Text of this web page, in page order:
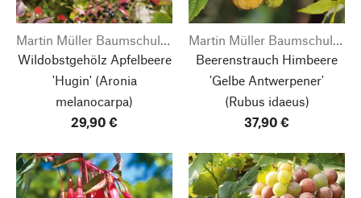
Martin Müller Baumschulen
Wildobstgehölz Apfelbeere
'Hugin'(Aronia
melanocarpa)
29,90 €
Martin Müller Baumschulen
Beerenstrauch Himbeere
'Gelbe Antwerpener'
(Rubus idaeus)
37,90 €